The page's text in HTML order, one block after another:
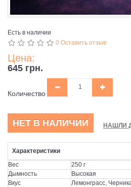
Есть в наличии
0 Оставить отзыв
Цена:
645 грн.
Количество
НЕТ В НАЛИЧИИ НАШЛИ
Характеристики
Вес
250 г
Дымность
Высокая
Вкус
Лемонграсс,